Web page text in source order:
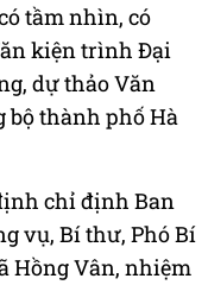
tầm nhìn, có
kiện trình Đại
dự thảo Văn
thành phố Hà
chỉ định Ban
vụ, Bí thư, Phó Bí
Hồng Vân, nhiệm